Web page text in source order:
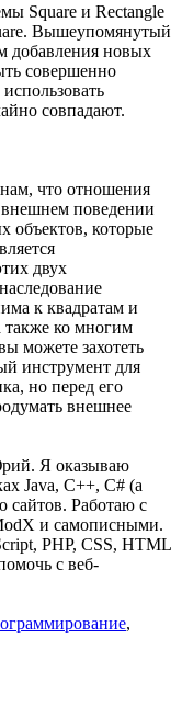
Square и Rectangle
Вышеупомянутый
добавления новых
совершенно
совпадают.
что отношения
поведении
объектов, которые
двух
к квадратам и
также ко многим
можете захотеть
инструмент для
но перед его
внешнее
Я оказываю
Java, C++, C# (а
сайтов. Работаю с
и самописными.
PHP, CSS, HTML
с веб-
,